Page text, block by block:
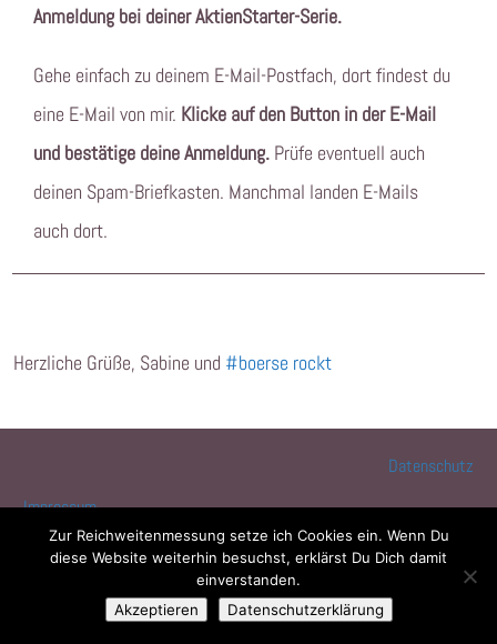
Anmeldung bei deiner AktienStarter-Serie.
Gehe einfach zu deinem E-Mail-Postfach, dort findest du
eine E-Mail von mir. Klicke auf den Button in derE-Mail
und bestätige deine Anmeldung. Prüfe eventuell auch
deinen Spam-Briefkasten. Manchmal landen E-Mails
auch dort.
Herzliche Grüße, Sabine und #boerse rockt
Datenschutz
Impressum
Copyright © 2017 SabineRoeltgen.de
Zur Reichweitenmessung setze ich Cookies ein. Wenn Du
diese Website weiterhin besuchst, erklärst Du Dich damit
einverstanden.
Akzeptieren
Datenschutzerklärung